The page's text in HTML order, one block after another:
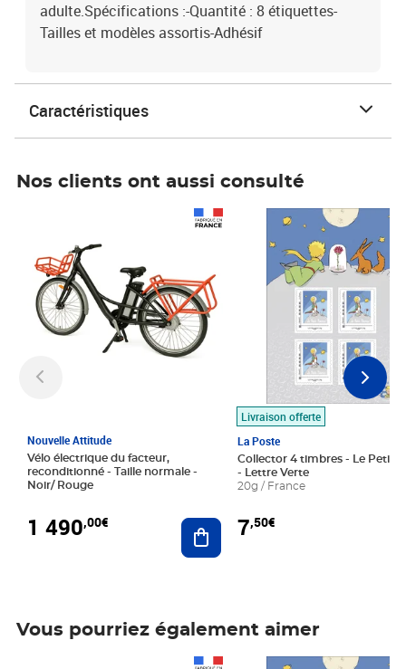
adulte.Spécifications :-Quantité : 8 étiquettes-
Tailles et modèles assortis-Adhésif
Caractéristiques
Nos clients ont aussi consulté
Nouvelle Attitude
Vélo électrique du facteur,
reconditionné - Taille normale -
Noir/ Rouge
1 490,00€ Ajouter au panier
Livraison offerte
La Poste
Collector 4 timbres - Le Petit
- Lettre Verte
20g / France
7,50€
Prix 7,50€
Vous pourriez également aimer
Prix 7,50€